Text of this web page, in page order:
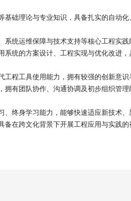
基础理论与专业知识，具备扎实的自动
统运维保障与技术支持等核心工程实践
统的方案设计、工程实现与优化改进
程工具使用能力，拥有较强的创新意识
有团队协作、沟通协调及初步组织管
终身学习能力，能够快速适应新技术、
在跨文化背景下开展工程应用与实践的